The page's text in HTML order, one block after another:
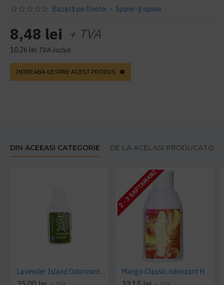
Bazată pe 0 note. - Spune-ţi opinia
8,48 lei + TVA
10,26 lei TVA inclus
INTREABA DESPRE ACEST PRODUS
DIN ACEEASI CATEGORIE DE LA ACELASI PRODUCATOR
Lavender Island Odorizant Maxi 243ml Hygiene4You
2 - 3 SAPTAMANI
Mango Classic odorizant Hygiene 4 You